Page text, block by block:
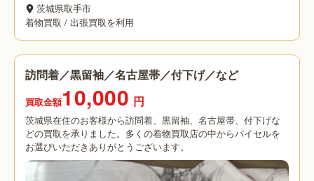
茨城県取手市
着物買取 / 出張買取を利用
訪問着／黒留袖／名古屋帯／付下げ／など
買取金額10,000 円
茨城県在住のお客様から訪問着、黒留袖、名古屋帯、付下げな
どの買取を承りました。多くの着物買取店の中からバイセルを
お選びいただきありがとうございます。